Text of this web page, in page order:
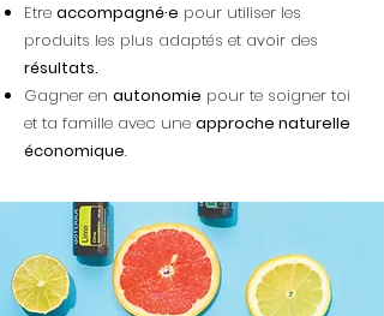
Etre accompagné·e pour utiliser les
produits les plus adaptés et avoir des
résultats.
Gagner en autonomie pour te soigner toi
et ta famille avec une approche naturelle
économique.